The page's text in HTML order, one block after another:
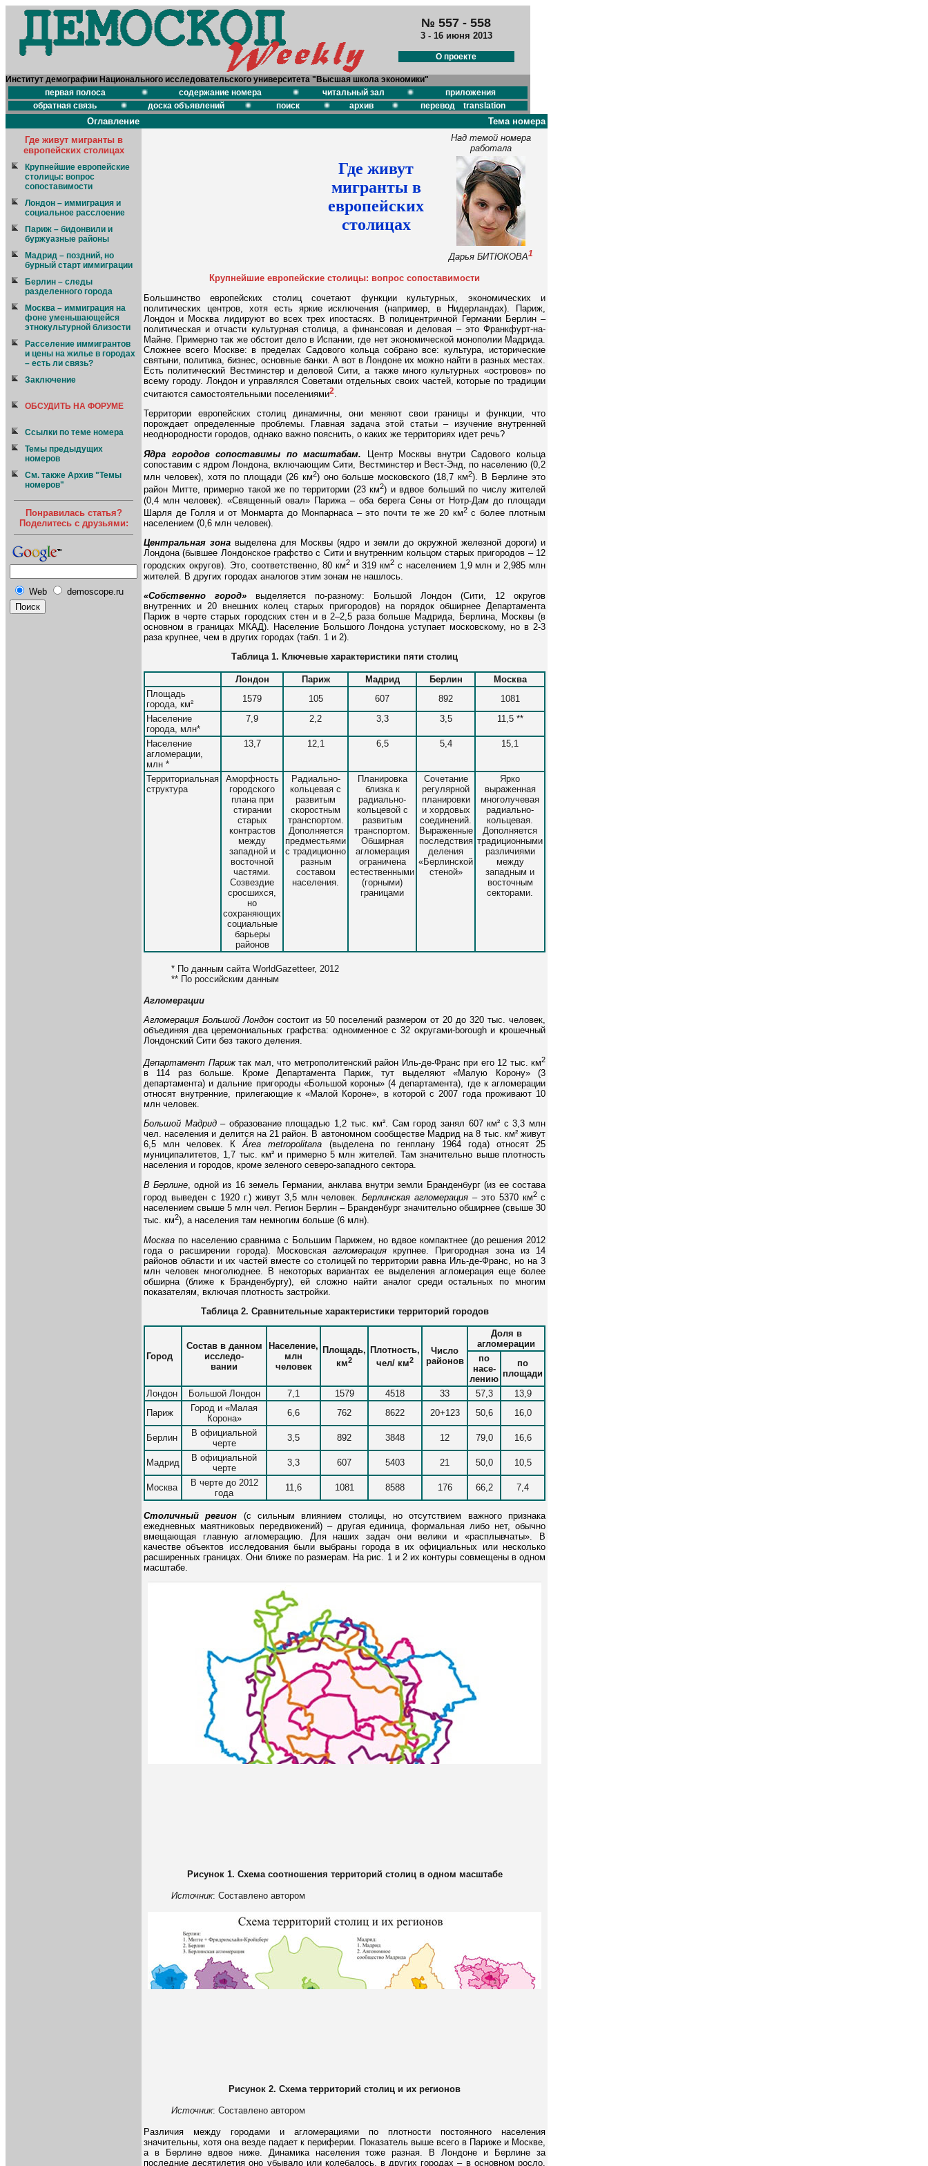
№ 557 - 558
3 - 16 июня 2013
О проекте
Институт демографии Национального исследовательского университета "Высшая школа экономики"
первая полоса
содержание номера читальный зал
приложения
обратная связь
доска объявлений поиск архив перевод translation
Оглавление
Тема номера
Где живут мигранты в
европейских столицах
Крупнейшие европейские
столицы: вопрос
сопоставимости
Лондон – иммиграция и
социальное расслоение
Париж – бидонвили и
буржуазные районы
Мадрид – поздний, но
бурный старт иммиграции
Берлин – следы
разделенного города
Москва – иммиграция на
фоне уменьшающейся
этнокультурной близости
Расселение иммигрантов
и цены на жилье в городах
– есть ли связь?
Заключение
ОБСУДИТЬ НА ФОРУМЕ
Ссылки по теме номера
Темы предыдущих
номеров
См. также Архив "Темы
номеров"
Понравилась статья?
Поделитесь с друзьями:
Web demoscope.ru
Где живут
мигранты в
европейских
столицах
Над темой номера
работала
Дарья БИТЮКОВА1
Крупнейшие европейские столицы: вопрос сопоставимости
Большинство европейских столиц сочетают функции культурных, экономических и
политических центров, хотя есть яркие исключения (например, в Нидерландах). Париж,
Лондон и Москва лидируют во всех трех ипостасях. В полицентричной Германии Берлин –
политическая и отчасти культурная столица, а финансовая и деловая – это Франкфурт-на-
Майне. Примерно так же обстоит дело в Испании, где нет экономической монополии Мадрида.
Сложнее всего Москве: в пределах Садового кольца собрано все: культура, исторические
святыни, политика, бизнес, основные банки. А вот в Лондоне их можно найти в разных местах.
Есть политический Вестминстер и деловой Сити, а также много культурных «островов» по
всему городу. Лондон и управлялся Советами отдельных своих частей, которые по традиции
считаются самостоятельными поселениями2.
Территории европейских столиц динамичны, они меняют свои границы и функции, что
порождает определенные проблемы. Главная задача этой статьи – изучение внутренней
неоднородности городов, однако важно пояснить, о каких же территориях идет речь?
Ядра городов сопоставимы по масштабам.
Центр Москвы внутри Садового кольца
сопоставим с ядром Лондона, включающим Сити, Вестминстер и Вест-Энд, по населению (0,2
млн человек), хотя по площади (26 км2) оно больше московского (18,7 км2). В Берлине это
район Митте, примерно такой же по территории (23 км2) и вдвое больший по числу жителей
(0,4 млн человек). «Священный овал» Парижа – оба берега Сены от Нотр-Дам до площади
Шарля де Голля и от Монмарта до Монпарнаса – это почти те же 20 км2с более плотным
населением (0,6 млн человек).
Центральная зона выделена для Москвы (ядро и земли до окружной железной дороги) и
Лондона (бывшее Лондонское графство с Сити и внутренним кольцом старых пригородов – 12
городских округов). Это, соответственно, 80 км2 и 319 км2с населением 1,9 млн и 2,985 млн
жителей. В других городах аналогов этим зонам не нашлось.
«Собственно город»
выделяется по-разному: Большой Лондон (Сити, 12 округов
внутренних и 20 внешних колец старых пригородов) на порядок обширнее Департамента
Париж в черте старых городских стен и в 2–2,5 раза больше Мадрида, Берлина, Москвы (в
основном в границах МКАД). Население Большого Лондона уступает московскому, но в 2-3
раза крупнее, чем в других городах (табл. 1 и 2).
Таблица 1. Ключевые характеристики пяти столиц
Лондон Париж Мадрид Берлин
Москва
Площадь
города, км²
1579 105 607 892
1081
Население
города, млн*
7,9 2,2 3,3 3,5 11,5 **
Население
агломерации,
млн *
13,7 12,1 6,5 5,4 15,1
Территориальная
структура
Аморфность
городского
плана при
стирании
старых
контрастов
между
западной и
восточной
частями.
Созвездие
сросшихся,
но
сохраняющих
социальные
барьеры
районов
Радиально-
кольцевая с
развитым
скоростным
транспортом.
Дополняется
предместьями
с традиционно
разным
составом
населения.
Планировка
близка к
радиально-
кольцевой с
развитым
транспортом.
Обширная
агломерация
ограничена
естественными
(горными)
границами
Сочетание
регулярной
планировки
и хордовых
соединений.
Выраженные
последствия
деления
«Берлинской
стеной»
Ярко
выраженная
многолучевая
радиально-
кольцевая.
Дополняется
традиционными
различиями
между
западным и
восточным
секторами.
* По данным сайта WorldGazetteer, 2012
** По российским данным
Агломерации
Агломерация Большой Лондон состоит из 50 поселений размером от 20 до 320 тыс. человек,
объединяя два церемониальных графства: одноименное с 32 округами-borough и крошечный
Лондонский Сити без такого деления.
Департамент Парижтак мал, что метрополитенский район Иль-де-Франс при его 12 тыс. км2
в 114 раз больше. Кроме Департамента Париж, тут выделяют «Малую Корону» (3
департамента) и дальние пригороды «Большой короны» (4 департамента), где к агломерации
относят внутренние, прилегающие к «Малой Короне», в которой с 2007 года проживают 10
млн человек.
Большой Мадрид– образование площадью 1,2 тыс. км². Сам город занял 607 км² с 3,3 млн
чел. населения и делится на 21 район. В автономном сообществе Мадрид на 8 тыс. км² живут
6,5 млн человек. КÁrea metropolitana (выделена по генплану 1964 года) относят 25
муниципалитетов, 1,7 тыс. км² и примерно 5 млн жителей. Там значительно выше плотность
населения и городов, кроме зеленого северо-западного сектора.
В Берлине , одной из 16 земель Германии, анклава внутри земли Бранденбург (из ее состава
город выведен с 1920 г.) живут 3,5 млн человек.Берлинская агломерация – это 5370 км2 с
населением свыше 5 млн чел. Регион Берлин – Бранденбург значительно обширнее (свыше 30
тыс. км2), а населения там немногим больше (6 млн).
Москва по населению сравнима с Большим Парижем, но вдвое компактнее (до решения 2012
года о расширении города). Московская агломерация крупнее. Пригородная зона из 14
районов области и их частей вместе со столицей по территории равна Иль-де-Франс, но на 3
млн человек многолюднее. В некоторых вариантах ее выделения агломерация еще более
обширна (ближе к Бранденбургу), ей сложно найти аналог среди остальных по многим
показателям, включая плотность застройки.
Таблица 2. Сравнительные характеристики территорий городов
Город
Состав в данном
исследо-
вании
Население,
млн
человек
Площадь,
км2
Плотность,
чел/ км2
Число
районов
Доля в
агломерации
по
насе-
лению
по
площади
Лондон
Большой Лондон 7,1 1579 4518 33 57,3
13,9
Париж
Город и «Малая
Корона»
6,6 762 8622 20+123 50,6 16,0
Берлин
В официальной
черте
3,5 892 3848 12 79,0 16,6
Мадрид
В официальной
черте
3,3 607 5403 21 50,0 10,5
Москва
В черте до 2012
года
11,6 1081 8588 176 66,2 7,4
Столичный регион (с сильным влиянием столицы, но отсутствием важного признака
ежедневных маятниковых передвижений) – другая единица, формальная либо нет, обычно
вмещающая главную агломерацию. Для наших задач они велики и «расплывчаты». В
качестве объектов исследования были выбраны города в их официальных или несколько
расширенных границах. Они ближе по размерам. На рис. 1 и 2 их контуры совмещены в одном
масштабе.
Рисунок 1. Схема соотношения территорий столиц в одном масштабе
Источник: Составлено автором
Рисунок 2. Схема территорий столиц и их регионов
Источник: Составлено автором
Различия между городами и агломерациями по плотности постоянного населения
значительны, хотя она везде падает к периферии. Показатель выше всего в Париже и Москве,
а в Берлине вдвое ниже. Динамика населения тоже разная. В Лондоне и Берлине за
последние десятилетия оно убывало или колебалось, в других городах – в основном росло.